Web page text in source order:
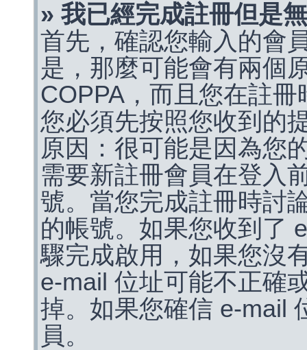
» 我已經完成註冊但是
首先，確認您輸入的會
是，那麼可能會有兩個
COPPA，而且您在註
您必須先按照您收到的
原因：很可能是因為您
需要新註冊會員在登入
號。當您完成註冊時討
的帳號。如果您收到了
驟完成啟用，如果您沒
e-mail 位址可能不正確
掉。如果您確信 e-mail
員。